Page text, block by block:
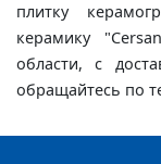
плитку
керамику
области, с
обращайтесь по